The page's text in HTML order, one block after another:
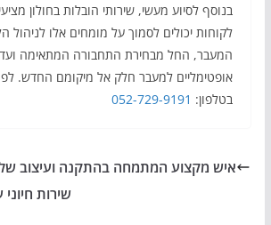
בנוסף לסיוע מעשי, שירותי הובלות בחולון
לקוחות יכולים לסמוך על מומחים אלו לניהול
המעבר, החל מבחירת התחבורה המתאימה ועד
אופטימליים למעבר חלק אל מיקומם החדש.
בטלפון: 052-729-9191
איש מקצוע המתמחה בהתקנה ועיצוב
שירות